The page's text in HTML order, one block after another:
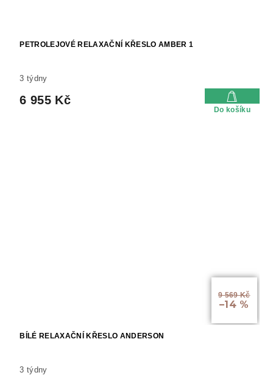
PETROLEJOVÉ RELAXAČNÍ KŘESLO AMBER 1
3 týdny
6 955 Kč
Do košíku
9 569 Kč
–14 %
BÍLÉ RELAXAČNÍ KŘESLO ANDERSON
3 týdny